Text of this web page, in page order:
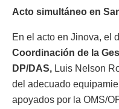
Acto simultáneo en
En el acto en Jinova, el
Coordinación de la
DP/DAS, Luis Nelson
del adecuado
apoyados por la OMS/